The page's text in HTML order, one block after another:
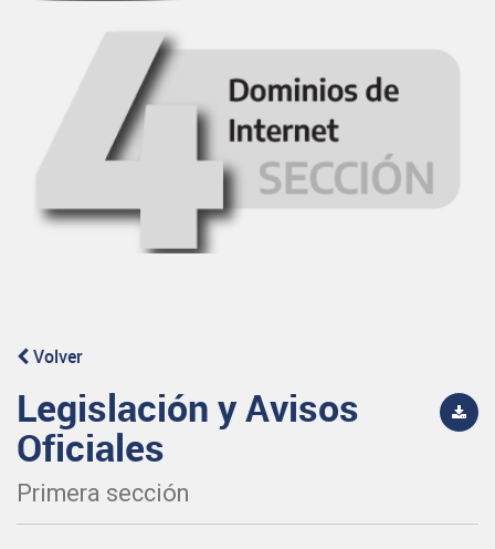
Volver
Legislación y Avisos
Oficiales
Primera sección